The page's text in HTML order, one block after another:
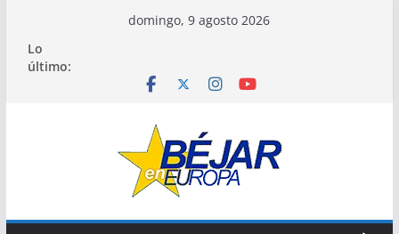
contenido
domingo, 9 agosto 2026
Lo
último: